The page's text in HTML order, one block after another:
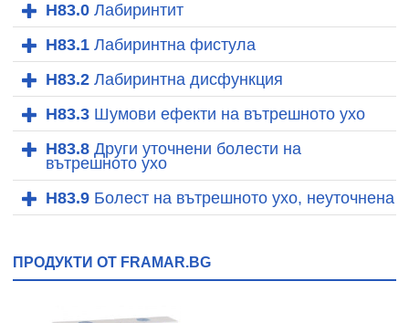
H83.0 Лабиринтит
H83.1 Лабиринтна фистула
H83.2 Лабиринтна дисфункция
H83.3 Шумови ефекти на вътрешното ухо
H83.8 Други уточнени болести на
вътрешното ухо
H83.9 Болест на вътрешното ухо, неуточнена
ПРОДУКТИ ОТ FRAMAR.BG